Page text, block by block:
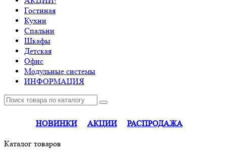
Гостиная
Кухни
Спальни
Шкафы
Детская
Офис
Модульные системы
ИНФОРМАЦИЯ
НОВИНКИ АКЦИИ РАСПРОДАЖА
Каталог товаров